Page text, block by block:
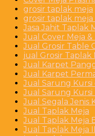
grosir taplak meja
grosir taplak meja
Jasa Jahit Taplak
Jual Cover Meja &
Jual Grosir Table
jual Grosir Taplak
Jual Karpet
Jual Karpet
Jual Sarung Kursi
Jual Sarung
Jual Segala Jenis
Jual Taplak Meja
Jual Taplak Meja
Jual Taplak Meja